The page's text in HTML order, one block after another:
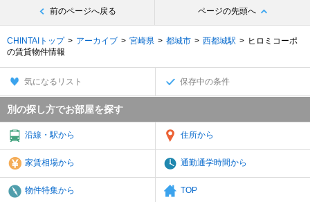
前のページへ戻る ページの先頭へ
CHINTAIトップ アーカイブ 宮崎県 都城市 西都城駅
ヒロミコーポ
の賃貸物件情報
気になるリスト 保存中の条件
別の探し方でお部屋を探す
沿線・駅から 住所から
家賃相場から 通勤通学時間から
物件特集から TOP